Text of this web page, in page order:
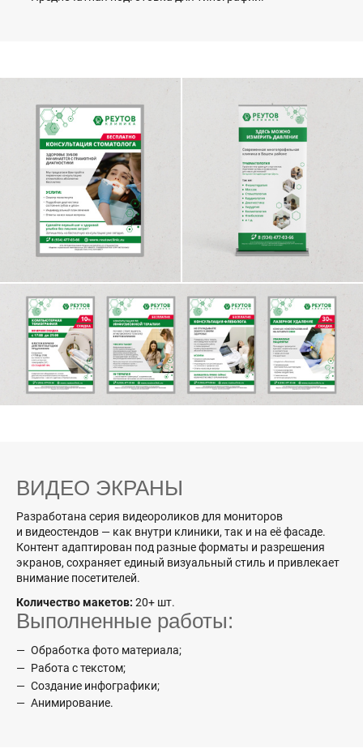
ВИДЕО ЭКРАНЫ
Разработана серия видеороликов для мониторов
и видеостендов — как внутри клиники, так и на её фасаде.
Контент адаптирован под разные форматы и разрешения
экранов, сохраняет единый визуальный стиль и привлекает
внимание посетителей.
Количество макетов: 20+ шт.
Выполненные работы:
Обработка фото материала;
Работа с текстом;
Создание инфографики;
Анимирование.